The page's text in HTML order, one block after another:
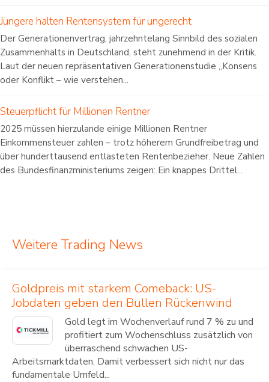
Jüngere halten Rentensystem für ungerecht
Der Generationenvertrag, jahrzehntelang Sinnbild des sozialen
Zusammenhalts in Deutschland, steht zunehmend in der Kritik.
Laut der neuen repräsentativen Generationenstudie „Konsens
oder Konflikt – wie verstehen...
Steuerpflicht für Millionen Rentner
2025 müssen hierzulande einige Millionen Rentner
Einkommensteuer zahlen – trotz höherem Grundfreibetrag und
über hunderttausend entlasteten Rentenbezieher. Neue Zahlen
des Bundesfinanzministeriums zeigen: Ein knappes Drittel...
Weitere Trading News
Goldpreis mit starkem Comeback: US-
Jobdaten geben den Bullen Rückenwind
Gold legt im Wochenverlauf rund 7 % zu und
profitiert zum Wochenschluss zusätzlich von
überraschend schwachen US-
Arbeitsmarktdaten. Damit verbessert sich nicht nur das
fundamentale Umfeld...